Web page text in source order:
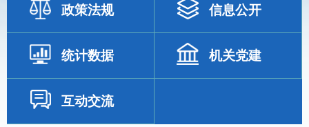
政策法规 信息公开
统计数据 机关党建
互动交流